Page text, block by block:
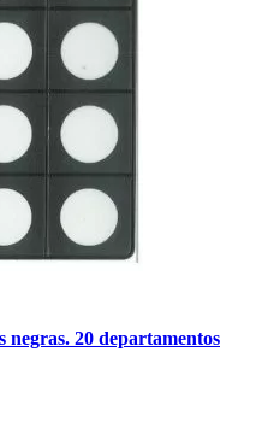
negras. 20 departamentos